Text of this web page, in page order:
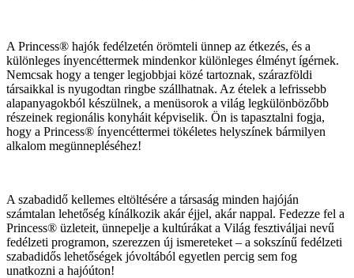
A Princess® hajók fedélzetén örömteli ünnep az étkezés, és a
különleges ínyencéttermek mindenkor különleges élményt ígérnek.
Nemcsak hogy a tenger legjobbjai közé tartoznak, szárazföldi
társaikkal is nyugodtan ringbe szállhatnak. Az ételek a lefrissebb
alapanyagokból készülnek, a menüsorok a világ legkülönbözőbb
részeinek regionális konyháit képviselik. Ön is tapasztalni fogja,
hogy a Princess® ínyencéttermei tökéletes helyszínek bármilyen
alkalom megünnepléséhez!
A szabadidő kellemes eltöltésére a társaság minden hajóján
számtalan lehetőség kínálkozik akár éjjel, akár nappal. Fedezze fel a
Princess® üzleteit, ünnepelje a kultúrákat a Világ fesztiváljai nevű
fedélzeti programon, szerezzen új ismereteket – a sokszínű fedélzeti
szabadidős lehetőségek jóvoltából egyetlen percig sem fog
unatkozni a hajóúton!